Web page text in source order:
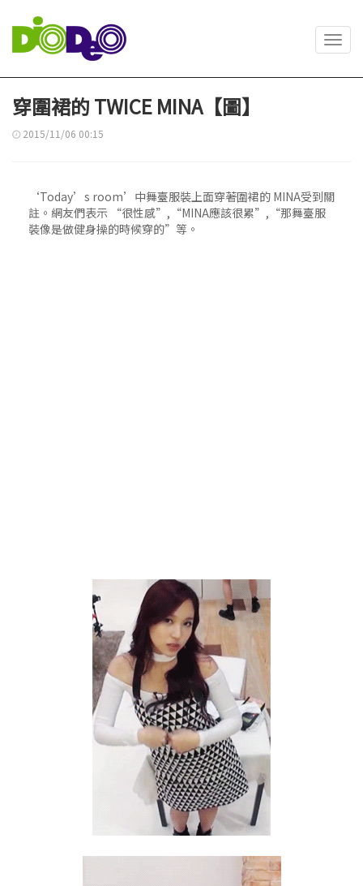
穿圍裙的 TWICE MINA【圖】
2015/11/06 00:15
‘Today’s room’中舞臺服裝上面穿著圍裙的 MINA受到關
註。網友們表示 “很性感”,“MINA應該很累”,“那舞臺服
裝像是做健身操的時候穿的”等。